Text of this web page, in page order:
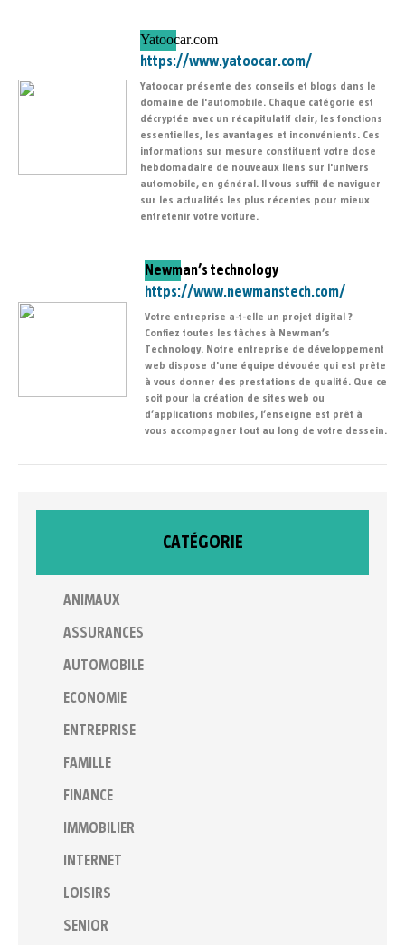
Yatoocar.com
https://www.yatoocar.com/
Yatoocar présente des conseils et blogs dans le
domaine de l'automobile. Chaque catégorie est
décryptée avec un récapitulatif clair, les fonctions
essentielles, les avantages et inconvénients. Ces
informations sur mesure constituent votre dose
hebdomadaire de nouveaux liens sur l'univers
automobile, en général. Il vous suffit de naviguer
sur les actualités les plus récentes pour mieux
entretenir votre voiture.
Newman’s technology
https://www.newmanstech.com/
Votre entreprise a-t-elle un projet digital ?
Confiez toutes les tâches à Newman’s
Technology. Notre entreprise de développement
web dispose d'une équipe dévouée qui est prête
à vous donner des prestations de qualité. Que ce
soit pour la création de sites web ou
d’applications mobiles, l’enseigne est prêt à
vous accompagner tout au long de votre dessein.
CATÉGORIE
ANIMAUX
ASSURANCES
AUTOMOBILE
ECONOMIE
ENTREPRISE
FAMILLE
FINANCE
IMMOBILIER
INTERNET
LOISIRS
SENIOR